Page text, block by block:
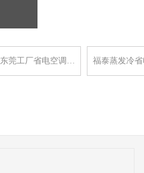
东莞工厂省电空调… 福泰蒸发冷